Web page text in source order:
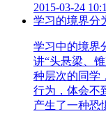
2015-03-24
学习的境界分
学习中的境界
讲“头悬梁、
种层次的同学
行为，体会不
产生了一种恐